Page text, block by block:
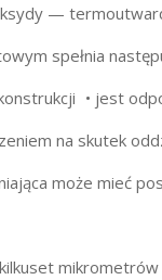
—
spełnia
• jest
na skutek
może mieć